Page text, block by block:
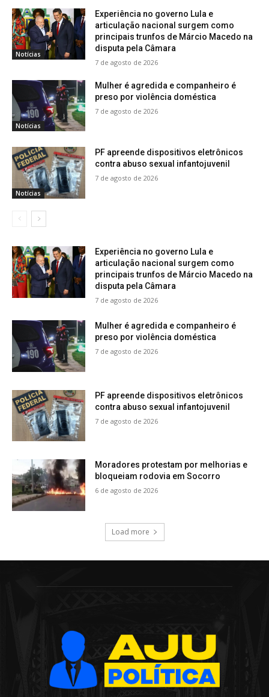
Notícias
Experiência no governo Lula e
articulação nacional surgem como
principais trunfos de Márcio Macedo na
disputa pela Câmara
7 de agosto de 2026
Notícias
Mulher é agredida e companheiro é
preso por violência doméstica
7 de agosto de 2026
Notícias
PF apreende dispositivos eletrônicos
contra abuso sexual infantojuvenil
7 de agosto de 2026
Experiência no governo Lula e
articulação nacional surgem como
principais trunfos de Márcio Macedo na
disputa pela Câmara
7 de agosto de 2026
Mulher é agredida e companheiro é
preso por violência doméstica
7 de agosto de 2026
PF apreende dispositivos eletrônicos
contra abuso sexual infantojuvenil
7 de agosto de 2026
Moradores protestam por melhorias e
bloqueiam rodovia em Socorro
6 de agosto de 2026
Load more